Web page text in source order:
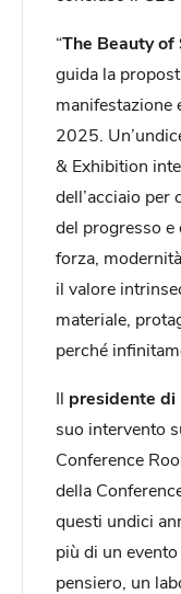
“The Beauty of
guida la
manifestazione
2025.
& Exhibition
dell’acciaio per
del progresso e
forza,
il valore
materiale,
perché
Il presidente di
suo intervento
Conference
della
questi undici
più di un
pensiero, un